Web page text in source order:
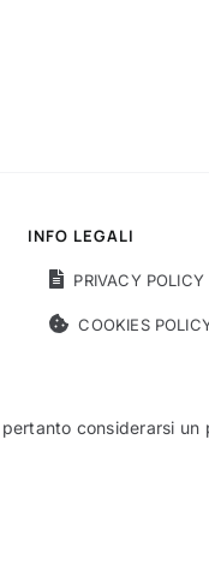
INFO LEGALI
PRIVACY POLICY
COOKIES
considerarsi un